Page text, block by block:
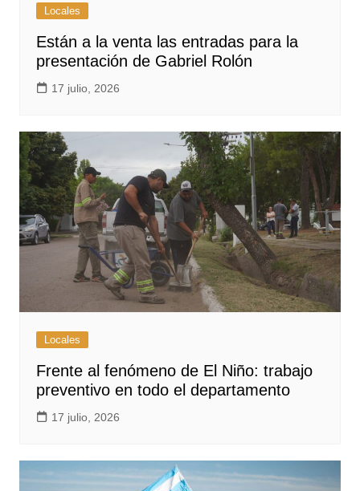
Locales
Están a la venta las entradas para la
presentación de Gabriel Rolón
17 julio, 2026
Locales
Frente al fenómeno de El Niño: trabajo
preventivo en todo el departamento
17 julio, 2026